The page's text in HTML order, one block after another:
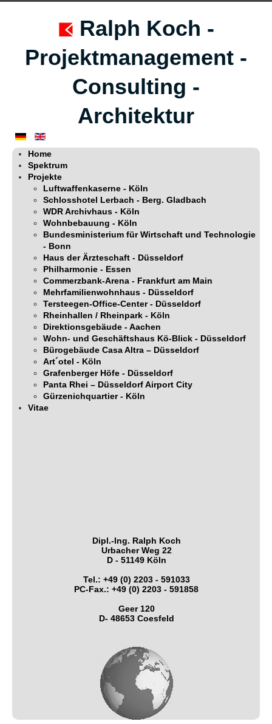
Ralph Koch -
Projektmanagement -
Consulting -
Architektur
Home
Spektrum
Projekte
Luftwaffenkaserne - Köln
Schlosshotel Lerbach - Berg. Gladbach
WDR Archivhaus - Köln
Wohnbebauung - Köln
Bundesministerium für Wirtschaft und Technologie
- Bonn
Haus der Ärzteschaft - Düsseldorf
Philharmonie - Essen
Commerzbank-Arena - Frankfurt am Main
Mehrfamilienwohnhaus - Düsseldorf
Tersteegen-Office-Center - Düsseldorf
Rheinhallen / Rheinpark - Köln
Direktionsgebäude - Aachen
Wohn- und Geschäftshaus Kö-Blick - Düsseldorf
Bürogebäude Casa Altra – Düsseldorf
Art´otel - Köln
Grafenberger Höfe - Düsseldorf
Panta Rhei – Düsseldorf Airport City
Gürzenichquartier - Köln
Vitae
Dipl.-Ing. Ralph Koch
Urbacher Weg 22
D - 51149 Köln
Tel.: +49 (0) 2203 - 591033
PC-Fax.: +49 (0) 2203 - 591858
Geer 120
D- 48653 Coesfeld